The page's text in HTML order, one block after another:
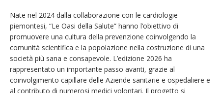
Nate nel 2024 dalla collaborazione con le cardiologie
piemontesi, “Le Oasi della Salute” hanno l’obiettivo di
promuovere una cultura della prevenzione coinvolgendo la
comunità scientifica e la popolazione nella costruzione di una
società più sana e consapevole. L’edizione 2026 ha
rappresentato un importante passo avanti, grazie al
coinvolgimento capillare delle Aziende sanitarie e ospedaliere e
al contributo di numerosi medici volontari. Il progetto si